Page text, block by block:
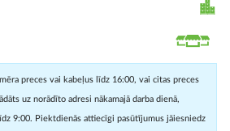
preces vai kabeļus līdz 16:00, vai citas preces
uz norādīto adresi nākamajā darba dienā,
9:00. Piektdienās attiecīgi pasūtījumus jāiesniedz